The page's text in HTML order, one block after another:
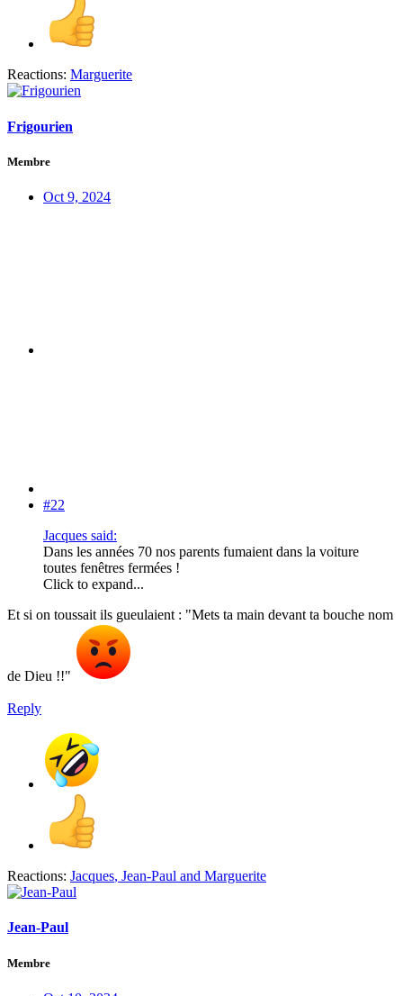
Reactions: Marguerite
Frigourien
Membre
Oct 9, 2024
#22
Jacques said:
Dans les années 70 nos parents fumaient dans la voiture
toutes fenêtres fermées !
Click to expand...
Et si on toussait ils gueulaient : "Mets ta main devant ta bouche nom
de Dieu !!"
Reply
Reactions: Jacques, Jean-Paul and Marguerite
Jean-Paul
Membre